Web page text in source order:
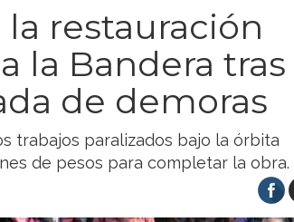
restauración
la Bandera tras
de demoras
trabajos paralizados bajo la órbita
de pesos para completar la obra.